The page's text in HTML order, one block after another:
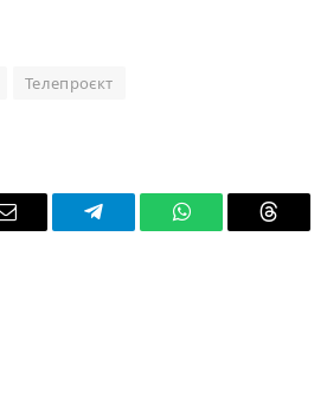
Телепроєкт
Email Telegram WhatsAppThreads